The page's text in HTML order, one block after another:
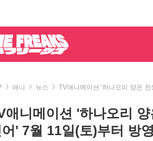
애니 뉴스 TV애니메이션 '하나오리 양은
애니메이션 '하나오리
' 7월 11일(토)부터 방